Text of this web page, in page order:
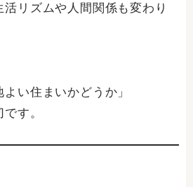
リズムや人間関係も変わり
よい住まいかどうか」
す。